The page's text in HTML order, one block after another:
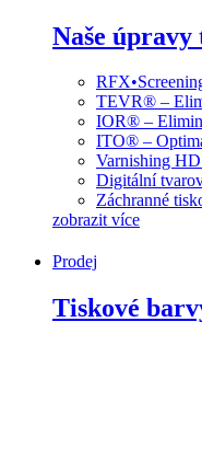
Naše
TEVR® –
IOR® –
ITO® –
Varnishing
Digitální
Záchranné
zobrazit více
Prodej
Tiskové